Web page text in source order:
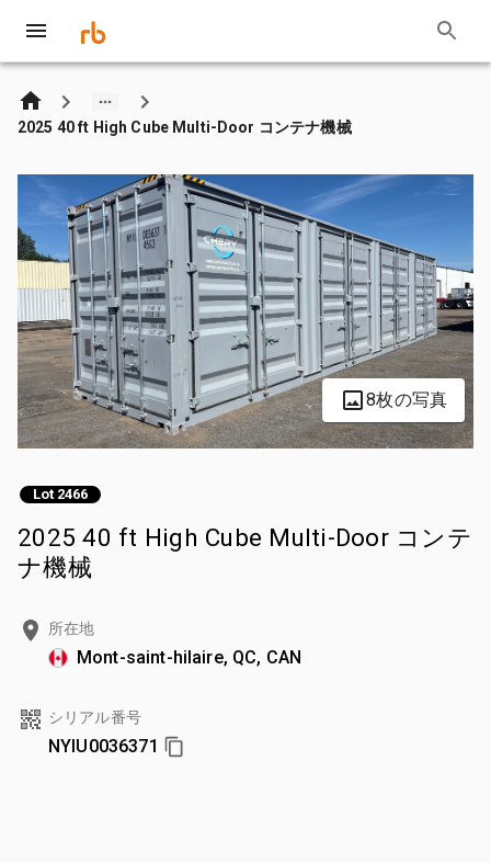
2025 40 ft High Cube Multi-Door コンテナ機械
8枚の写真
Lot 2466
2025 40 ft High Cube Multi-Door コンテ
ナ機械
所在地
Mont-saint-hilaire, QC, CAN
シリアル番号
NYIU0036371